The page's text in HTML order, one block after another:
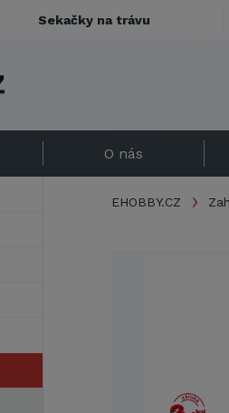
O nás
EHOBBY.CZ
Sekačky na trávu